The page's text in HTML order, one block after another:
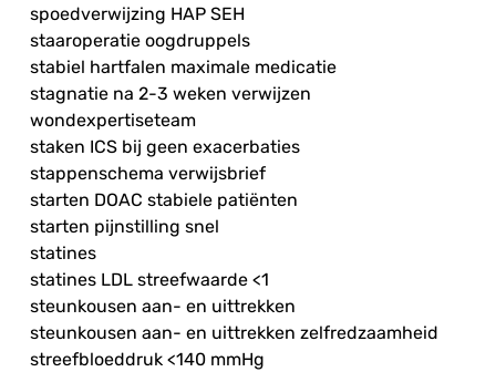
spoedverwijzing HAP SEH
staaroperatie oogdruppels
stabiel hartfalen maximale medicatie
stagnatie na 2-3 weken verwijzen
wondexpertiseteam
staken ICS bij geen exacerbaties
stappenschema verwijsbrief
starten DOAC stabiele patiënten
starten pijnstilling snel
statines
statines LDL streefwaarde <1
steunkousen aan- en uittrekken
steunkousen aan- en uittrekken zelfredzaamheid
streefbloeddruk <140 mmHg